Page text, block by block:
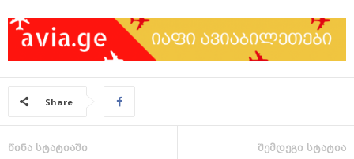
Share
წინა სტატიაში შემდეგი სტატია